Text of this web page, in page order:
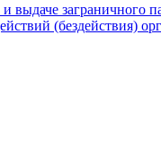
выдаче заграничного
(бездействия)